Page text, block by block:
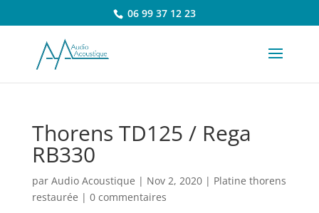
06 99 37 12 23
Thorens TD125 / Rega
RB330
par Audio Acoustique | Nov 2, 2020| Platine thorens
restaurée | 0 commentaires